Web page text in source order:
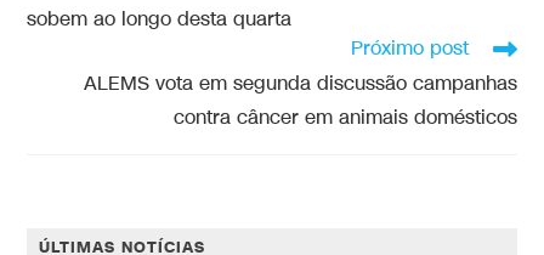
sobem ao longo desta quarta
Próximo post
ALEMS vota em segunda discussão campanhas
contra câncer em animais domésticos
ÚLTIMAS NOTÍCIAS